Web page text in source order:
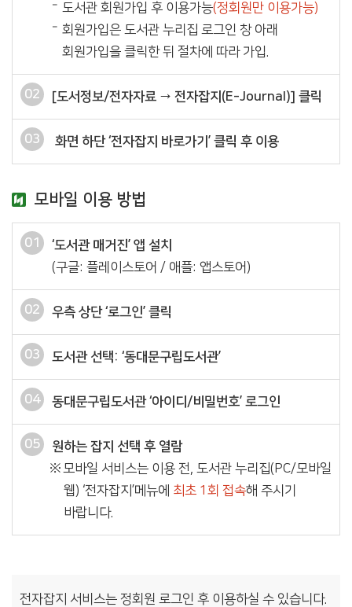
도서관 회원가입 후 이용가능(정회원만 이용가능)
회원가입은 도서관 누리집 로그인 창 아래
회원가입을 클릭한 뒤 절차에 따라 가입.
02 [도서정보/전자자료 → 전자잡지(E-Journal)] 클릭
03 화면 하단 ‘전자잡지 바로가기’ 클릭 후 이용
모바일 이용 방법
01
‘도서관 매거진’ 앱 설치
(구글: 플레이스토어 / 애플: 앱스토어)
02 우측 상단 ‘로그인’ 클릭
03 도서관 선택: ‘동대문구립도서관’
04 동대문구립도서관 ‘아이디/비밀번호’ 로그인
05
원하는 잡지 선택 후 열람
모바일 서비스는 이용 전, 도서관 누리집(PC/모바일
웹) ‘전자잡지’메뉴에 최초 1회 접속해 주시기
바랍니다.
전자잡지 서비스는 정회원 로그인 후 이용하실 수 있습니다.